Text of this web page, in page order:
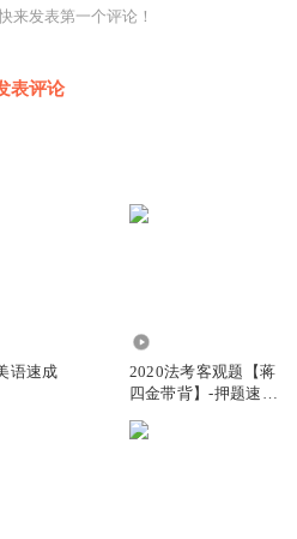
来发表第一个评论！
表评论
语速成
2020法考客观题【蒋
四金带背】-押题速记